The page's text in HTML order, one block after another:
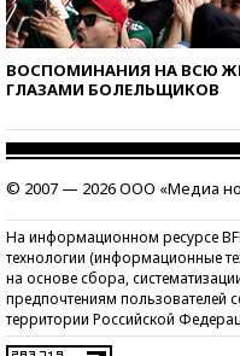
ВОСПОМИНАНИЯ НА ВСЮ
ГЛАЗАМИ БОЛЕЛЬЩИКОВ
© 2007 — 2026 ООО «Медиа
На информационном ресурсе
технологии (информационные
на основе сбора,
предпочтениям пользователей
территории Российской